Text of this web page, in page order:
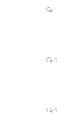
1
0
0